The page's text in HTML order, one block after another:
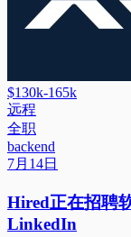
$130k-165k
远程
全职
backend
7月14日
Hired正在招聘
LinkedIn